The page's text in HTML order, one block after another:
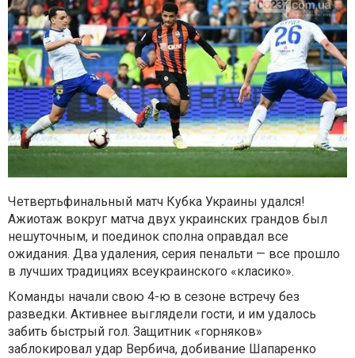
Четвертьфинальный матч Кубка Украины удался!
Ажиотаж вокруг матча двух украинских грандов был
нешуточным, и поединок сполна оправдал все
ожидания. Два удаления, серия пенальти — все прошло
в лучших традициях всеукраинского «класико».
Команды начали свою 4-ю в сезоне встречу без
разведки. Активнее выглядели гости, и им удалось
забить быстрый гол. Защитник «горняков»
заблокировал удар Вербича, добивание Шапаренко